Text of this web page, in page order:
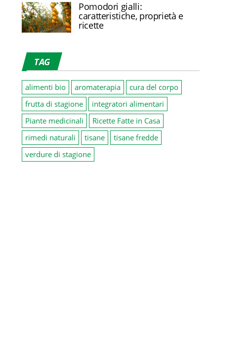
Pomodori gialli:
caratteristiche, proprietà e
ricette
TAG
alimenti bio aromaterapia
cura del corpo
frutta di stagione
integratori alimentari
Piante medicinali
Ricette Fatte in Casa
rimedi naturali
tisane
tisane fredde
verdure di stagione